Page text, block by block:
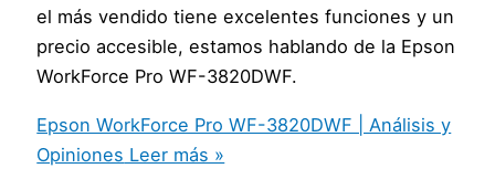
el más vendido tiene excelentes funciones y un
precio accesible, estamos hablando de la Epson
WorkForce Pro WF-3820DWF.
Epson WorkForce Pro WF-3820DWF | Análisis y
Opiniones Leer más »